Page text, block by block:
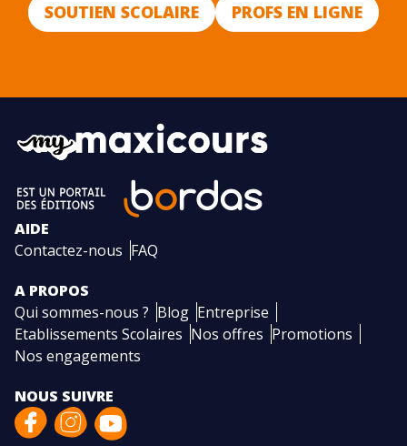
SOUTIEN SCOLAIRE PROFS EN LIGNE
AIDE
Contactez-nous FAQ
A PROPOS
Qui sommes-nous ? Blog Entreprise
Etablissements Scolaires Nos offres Promotions
Nos engagements
NOUS SUIVRE